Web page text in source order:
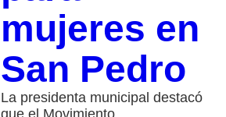
mujeres en
San Pedro
La presidenta municipal destacó
que el Movimiento